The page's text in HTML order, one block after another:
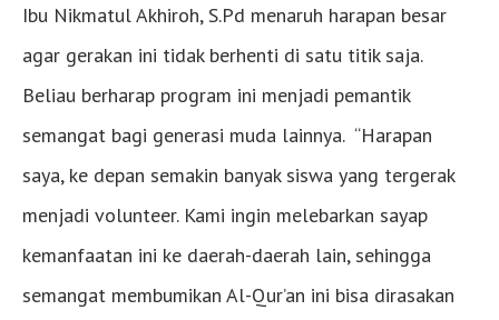
Ibu Nikmatul Akhiroh, S.Pd menaruh harapan besar
agar gerakan ini tidak berhenti di satu titik saja.
Beliau berharap program ini menjadi pemantik
semangat bagi generasi muda lainnya. “Harapan
saya, ke depan semakin banyak siswa yang tergerak
menjadi volunteer. Kami ingin melebarkan sayap
kemanfaatan ini ke daerah-daerah lain, sehingga
semangat membumikan Al-Qur’an ini bisa dirasakan